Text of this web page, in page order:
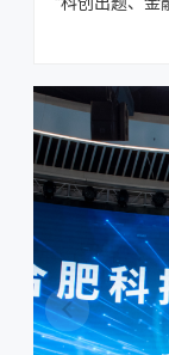
“科创出题、金
资本市场服务
肥市专场活动